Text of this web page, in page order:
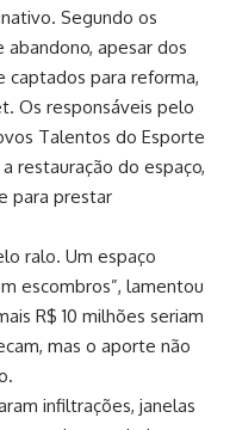
Segundo os
apesar dos
captados para reforma,
Os responsáveis pelo
Talentos do Esporte
restauração do espaço,
para prestar
ralo. Um espaço
escombros”, lamentou
R$ 10 milhões seriam
mas o aporte não
infiltrações, janelas